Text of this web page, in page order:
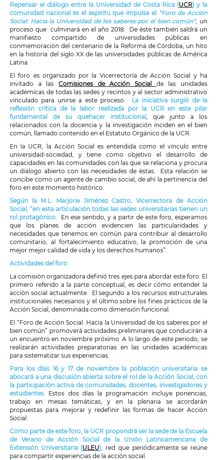
Repensar el diálogo entre la Universidad de Costa Rica (UCR) y la
comunidad nacional es el espíritu que impulsa el “Foro de Acción
Social: Hacia la Universidad de los saberes por el bien común”, un
proceso que culminará en el año 2018. De éste también saldrá un
manifiesto compartido de universidades públicas en
conmemoración del centenario de la Reforma de Córdoba, un hito
en la historia del siglo XX de las universidades públicas de América
Latina.
El foro es organizado por la Vicerrectoría de Acción Social y ha
invitado a las Comisiones de Acción Social de las unidades
académicas de todas las sedes y recintos y al sector administrativo
vinculado para unirse a este proceso. La iniciativa surgió de la
reflexión crítica de la labor realizada por la UCR en este pilar
fundamental de su quehacer institucional
, que junto a los
relacionados con la docencia y la investigación inciden en el bien
común, llamado contenido en el Estatuto Orgánico de la UCR.
En la UCR, la Acción Social es entendida como el vínculo entre
universidad-sociedad, y tiene como objetivo el desarrollo de
capacidades en las comunidades con las que se relaciona y procura
un diálogo abierto con las necesidades de éstas. Esta relación se
concibe como un agente de cambio social, de ahí la pertinencia del
foro en este momento histórico.
Según la M.L. Marjorie Jiménez Castro, Vicerrectora de Acción
Social, “en esta articulación todas las sedes universitarias tienen un
rol protagónico. En ese sentido, y a partir de este foro, esperamos
que los planes de acción evidencien las particularidades y
necesidades que tenemos en común para contribuir al desarrollo
comunitario, al fortalecimiento educativo, la promoción de una
mejor mejor calidad de vida y los derechos humanos”.
Actividades del foro
La comisión organizadora definió tres ejes para abordar este foro. El
primero referido a la parte conceptual, es decir cómo entender la
acción social actualmente. El segundo a los recursos estructurales
institucionales necesarios y el último sobre los fines prácticos de la
Acción Social, denominada como dimensión funcional.
El “Foro de Acción Social: Hacia la Universidad de los saberes por el
bien común” promoverá actividades preliminares que conducirán a
un encuentro en noviembre próximo. A lo largo de este periodo, se
realizarán actividades preparatorias en las unidades académicas
para sistematizar sus experiencias.
Para los días 16 y 17 de noviembre la población universitaria se
abocará a una discusión abierta sobre el rol de la Acción Social, con
la participación activa de comunidades, docentes, investigadores y
estudiantes. Estos dos días la programación incluye ponencias,
trabajo en mesas temáticas, y en la plenaria se acordarán
propuestas para mejorar y redefinir las formas de hacer Acción
Social.
Como parte de este foro, la UCR propondrá ser la sede de la Escuela
de Verano de Acción Social de la Unión Latinoamericana de
Extensión Universitaria (ULEU), red que periódicamente se reúne
para compartir experiencias de la acción social.